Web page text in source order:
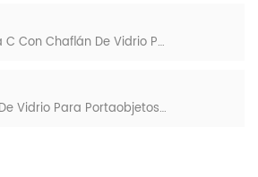
Máquina De Esquina C Con Chaflán De Vidrio Para Portaobjetos De Microscopio
Máquina De Carga De Vidrio Para Portaobjetos De Microscopio